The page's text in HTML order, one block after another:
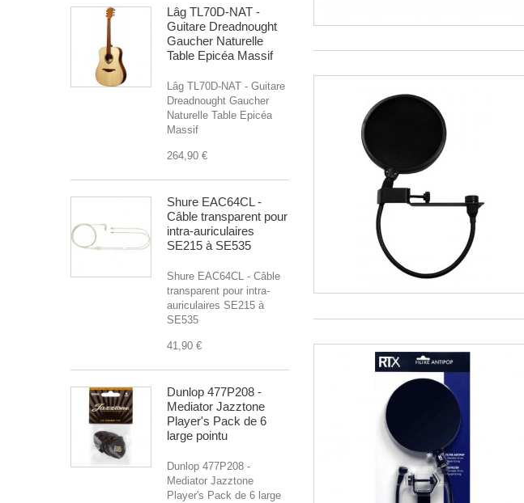
Lâg TL70D-NAT -
Guitare Dreadnought
Gaucher Naturelle
Table Epicéa Massif
Lâg TL70D-NAT - Guitare
Dreadnought Gaucher
Naturelle Table Epicéa
Massif
264,90 €
Shure EAC64CL -
Câble transparent pour
intra-auriculaires
SE215 à SE535
Shure EAC64CL - Câble
transparent pour intra-
auriculaires SE215 à
SE535
41,90 €
Dunlop 477P208 -
Mediator Jazztone
Player's Pack de 6
large pointu
Dunlop 477P208 -
Mediator Jazztone
Player's Pack de 6 large